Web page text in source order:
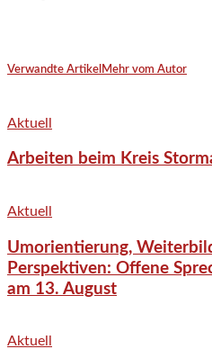
Verwandte Artikel Mehr vom Autor
Aktuell
Arbeiten beim Kreis
Aktuell
Umorientierung,
Perspektiven: Offene
am 13. August
Aktuell